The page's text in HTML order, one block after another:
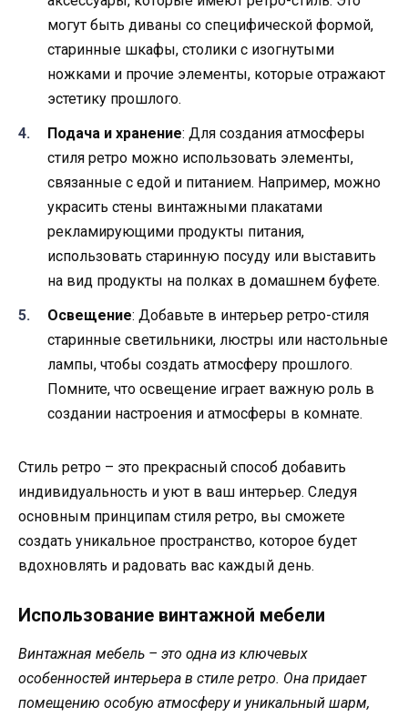
могут быть диваны со специфической формой,
старинные шкафы, столики с изогнутыми
ножками и прочие элементы, которые отражают
эстетику прошлого.
Подача и хранение: Для создания атмосферы
стиля ретро можно использовать элементы,
связанные с едой и питанием. Например, можно
украсить стены винтажными плакатами
рекламирующими продукты питания,
использовать старинную посуду или выставить
на вид продукты на полках в домашнем буфете.
Освещение: Добавьте в интерьер ретро-стиля
старинные светильники, люстры или настольные
лампы, чтобы создать атмосферу прошлого.
Помните, что освещение играет важную роль в
создании настроения и атмосферы в комнате.
Стиль ретро – это прекрасный способ добавить
индивидуальность и уют в ваш интерьер. Следуя
основным принципам стиля ретро, вы сможете
создать уникальное пространство, которое будет
вдохновлять и радовать вас каждый день.
Использование винтажной мебели
Винтажная мебель – это одна из ключевых
особенностей интерьера в стиле ретро. Она придает
помещению особую атмосферу и уникальный шарм,